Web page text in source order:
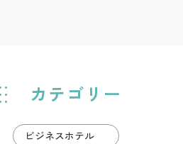
カテゴリー
ビジネスホテル